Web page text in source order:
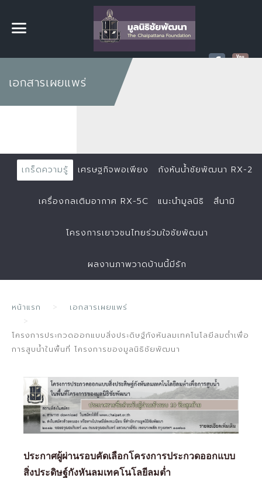
เอกสารเผยแพร่
เกร็ดความรู้ เศรษฐกิจพอเพียง กังหันน้ำชัยพัฒนา RX-2
เครื่องกลเติมอากาศ RX-5C แนะนำมูลนิธิ สึนามิ
โครงการเยาวชนไทยร่วมใจชัยพัฒนา
ผลงานภาพวาดบ้านนี้มีรัก
หน้าแรก เอกสารเผยแพร่
โครงการประกวดออกแบบสิ่งประดิษฐ์กังหันลมเทคโนโลยีลมต่ำเพื่อ
การสูบน้ำในพื้นที่ โครงการของมูลนิธิชัยพัฒนา
ประกาศผู้ผ่านรอบคัดเลือกโครงการประกวดออกแบบ
สิ่งประดิษฐ์กังหันลมเทคโนโลยีลมต่ำ